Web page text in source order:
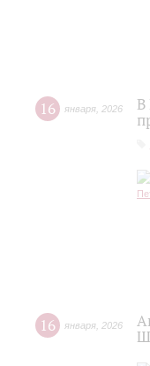
16 января 2026
В
16 января 2026